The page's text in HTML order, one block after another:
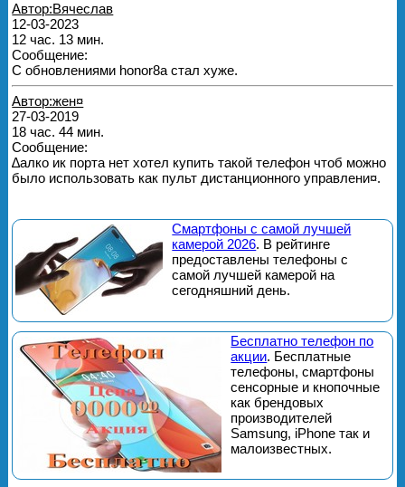
Автор:Вячеслав
12-03-2023
12 час. 13 мин.
Сообщение:
С обновлениями honor8а стал хуже.
Автор:жен¤
27-03-2019
18 час. 44 мин.
Сообщение:
∆алко ик порта нет хотел купить такой телефон чтоб можно
было использовать как пульт дистанционного управлени¤.
Смартфоны с самой лучшей
камерой 2026. В рейтинге
предоставлены телефоны с
самой лучшей камерой на
сегодняшний день.
Бесплатно телефон по
акции. Бесплатные
телефоны, смартфоны
сенсорные и кнопочные
как брендовых
производителей
Samsung, iPhone так и
малоизвестных.